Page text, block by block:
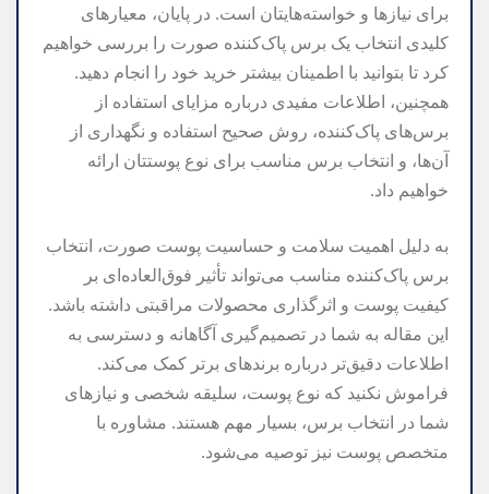
برای نیازها و خواسته‌هایتان است. در پایان، معیارهای
کلیدی انتخاب یک برس پاک‌کننده صورت را بررسی خواهیم
کرد تا بتوانید با اطمینان بیشتر خرید خود را انجام دهید.
همچنین، اطلاعات مفیدی درباره مزایای استفاده از
برس‌های پاک‌کننده، روش صحیح استفاده و نگهداری از
آن‌ها، و انتخاب برس مناسب برای نوع پوستتان ارائه
خواهیم داد.
به دلیل اهمیت سلامت و حساسیت پوست صورت، انتخاب
برس پاک‌کننده مناسب می‌تواند تأثیر فوق‌العاده‌ای بر
کیفیت پوست و اثرگذاری محصولات مراقبتی داشته باشد.
این مقاله به شما در تصمیم‌گیری آگاهانه و دسترسی به
اطلاعات دقیق‌تر درباره برندهای برتر کمک می‌کند.
فراموش نکنید که نوع پوست، سلیقه شخصی و نیازهای
شما در انتخاب برس، بسیار مهم هستند. مشاوره با
متخصص پوست نیز توصیه می‌شود.